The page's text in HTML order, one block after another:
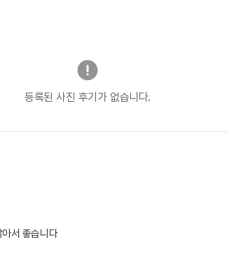
등록된 사진 후기가 없습니다.
서 좋습니다